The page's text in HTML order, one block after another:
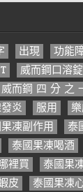
出現 功能
威而鋼口溶錠
威而鋼 四 分 之
炎 服用
凍副作用
泰
泰國果凍喝酒
裡買
泰國果
皮
泰國果凍